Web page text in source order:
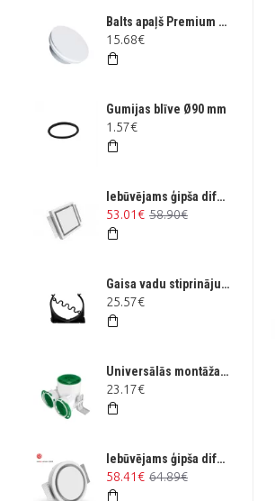
Balts apaļš Premium difuzors Ø125 mm ar koandas efektu pieplūdes / nosūces
15.68€
Gumijas blīve Ø90 mm
1.57€
Iebūvējams ģipša difuzors KVADRO Ø125 mm
53.01€ 58.90€
Gaisa vadu stiprinājums Fitt 75mm melns (50gab.)
25.57€
Universālās montāžas HDPE difuzora kārba 2x Ø90 VPB125-2
23.17€
Iebūvējams ģipša difuzors RONDO Ø160 mm
58.41€ 64.89€